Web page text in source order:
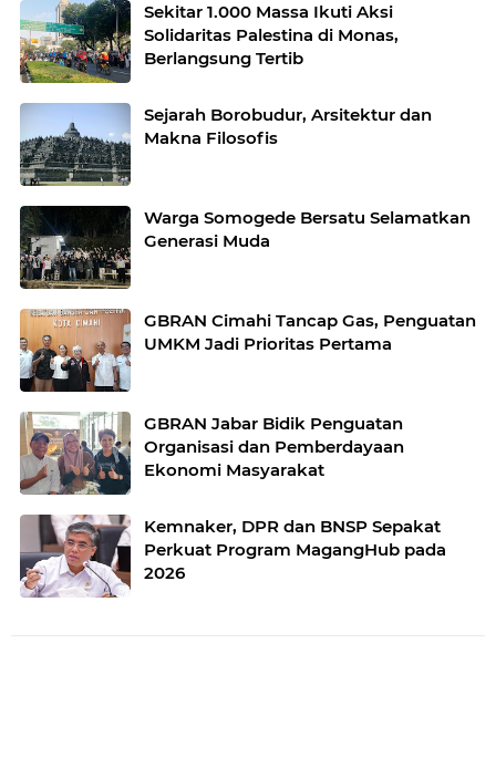
Sekitar 1.000 Massa Ikuti Aksi
Solidaritas Palestina di Monas,
Berlangsung Tertib
Sejarah Borobudur, Arsitektur dan
Makna Filosofis
Warga Somogede Bersatu Selamatkan
Generasi Muda
GBRAN Cimahi Tancap Gas, Penguatan
UMKM Jadi Prioritas Pertama
GBRAN Jabar Bidik Penguatan
Organisasi dan Pemberdayaan
Ekonomi Masyarakat
Kemnaker, DPR dan BNSP Sepakat
Perkuat Program MagangHub pada
2026